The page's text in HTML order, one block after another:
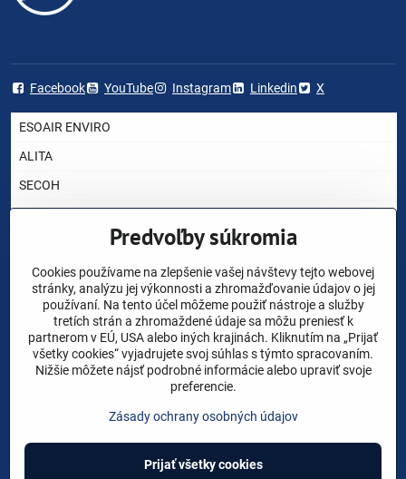
Facebook YouTube Instagram Linkedin X
ESOAIR ENVIRO
ALITA
SECOH
AIRMAC
YASUNAGA RIETSCHLE THOMAS
NITTO KOHKI
CHARLES AUSTEN
AKO VYBRAŤ DÚCHADLO ?
©2026Copyright
Predvoľby súkromia
Cookies používame na zlepšenie vašej návštevy tejto webovej
stránky, analýzu jej výkonnosti a zhromažďovanie údajov o jej
používaní. Na tento účel môžeme použiť nástroje a služby
tretích strán a zhromaždené údaje sa môžu preniesť k
partnerom v EÚ, USA alebo iných krajinách. Kliknutím na „Prijať
všetky cookies“ vyjadrujete svoj súhlas s týmto spracovaním.
Nižšie môžete nájsť podrobné informácie alebo upraviť svoje
preferencie.
Zásady ochrany osobných údajov
Prijať všetky cookies